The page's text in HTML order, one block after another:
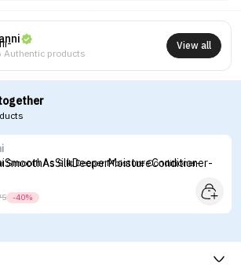
Authentic products
View all
Smooth As Silk Deeper Moisture Conditioner-
-40%